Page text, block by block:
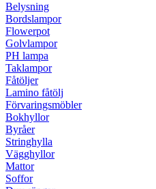
Belysning
Bordslampor
Flowerpot
Golvlampor
PH lampa
Taklampor
Fåtöljer
Lamino fåtölj
Förvaringsmöbler
Bokhyllor
Byråer
Stringhylla
Vägghyllor
Mattor
Soffor